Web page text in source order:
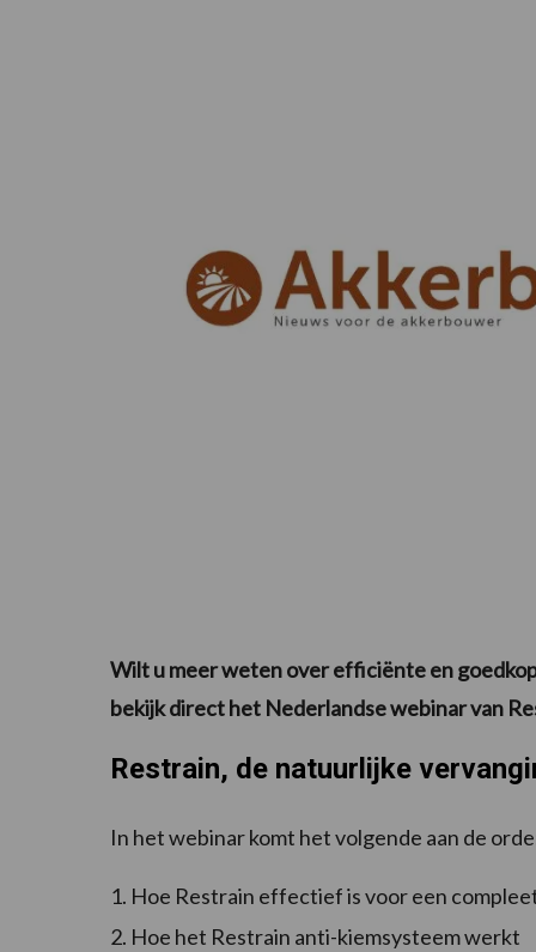
Wilt u meer weten over efficiënte en
bekijk direct het Nederlandse webinar van
Restrain, de natuurlijke
In het webinar komt het volgende aan de
1. Hoe Restrain effectief is voor een
2. Hoe het Restrain anti-kiemsysteem werkt